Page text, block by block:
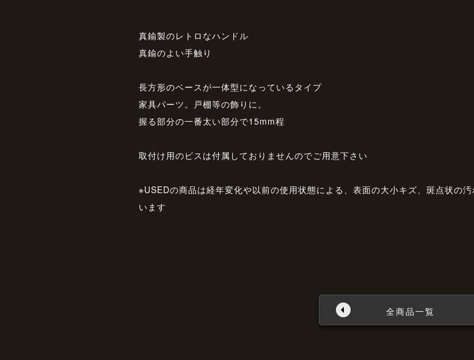
真鍮製のレトロなハンドル
真鍮のよい手触り
長方形のベースが一体型になっているタイプ
家具パーツ。戸棚等の飾りに。
握る部分の一番太い部分で15mm程
取付け用のビスは付属しておりませんのでご用意下さい
※USEDの商品は経年変化や以前の使用状態による、表面の大小キズ、斑点状の
います
全商品一覧